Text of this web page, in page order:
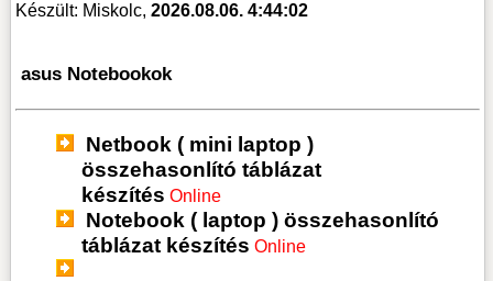
Készült: Miskolc,2026.08.06. 4:44:02
asus Notebookok
Netbook ( mini laptop )
összehasonlító táblázat
készítés Online
Notebook ( laptop ) összehasonlító
táblázat készítés Online